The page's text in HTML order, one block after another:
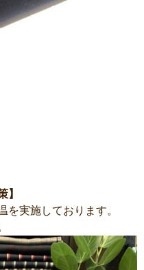
】
を実施しております。